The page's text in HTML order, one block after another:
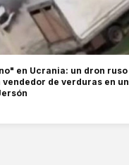
en Ucrania: un dron ruso
vendedor de verduras en un